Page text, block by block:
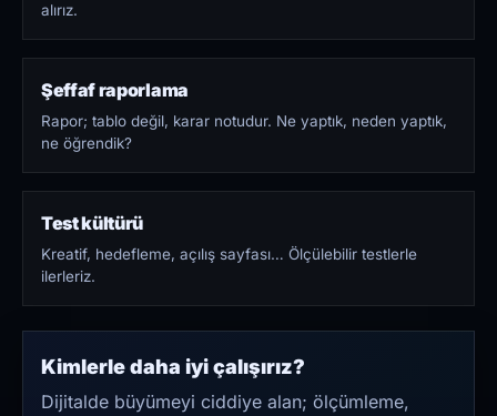
alırız.
Şeffaf raporlama
Rapor; tablo değil, karar notudur. Ne yaptık, neden yaptık,
ne öğrendik?
Test kültürü
Kreatif, hedefleme, açılış sayfası… Ölçülebilir testlerle
ilerleriz.
Kimlerle daha iyi çalışırız?
Dijitalde büyümeyi ciddiye alan; ölçümleme,